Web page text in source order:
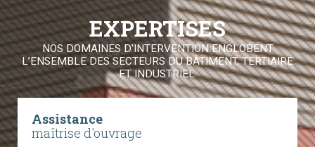
EXPERTISES
NOS DOMAINES D'INTERVENTION ENGLOBENT
L’ENSEMBLE DES SECTEURS DU BÂTIMENT, TERTIAIRE
ET INDUSTRIEL.
Assistance
maîtrise d'ouvrage